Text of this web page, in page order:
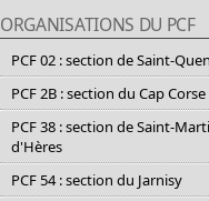
ORGANISATIONS DU PCF
PCF 02 : section de Saint-
PCF 2B : section du Cap Corse
PCF 38 : section de Saint-
d'Hères
PCF 54 : section du Jarnisy